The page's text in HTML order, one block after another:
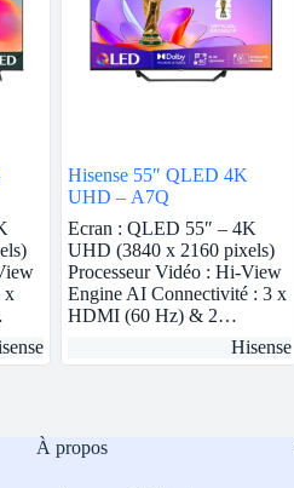
x
Hisense 55″ QLED 4K
UHD – A7Q
Ecran : QLED 55″ – 4K
UHD (3840 x 2160 pixels)
Processeur Vidéo : Hi-View
Engine AI Connectivité : 3 x
HDMI (60 Hz) & 2…
Hisense
À propos